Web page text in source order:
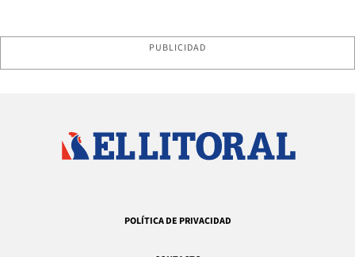
PUBLICIDAD
POLÍTICA DE PRIVACIDAD